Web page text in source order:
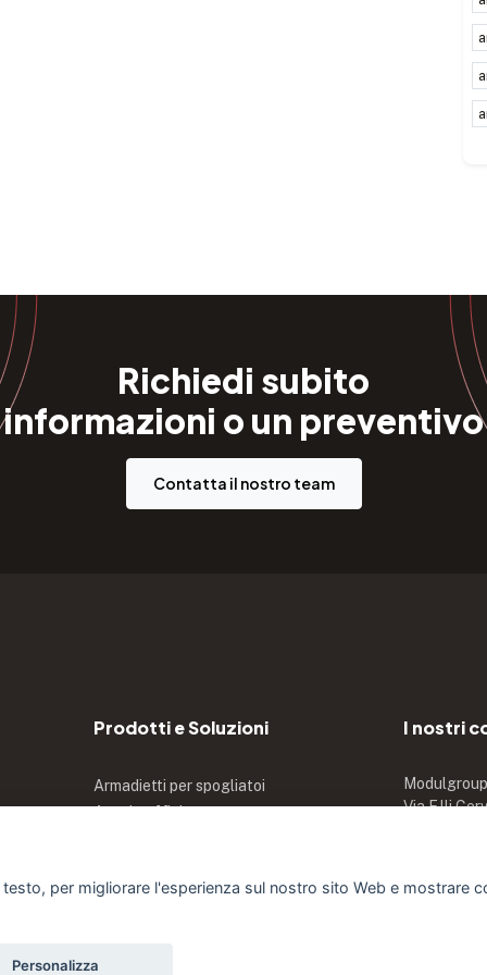
Richiedi subito
informazioni o un preventivo
Contatta il nostro team
Prodotti e Soluzioni
Armadietti per spogliatoi
Arredo ufficio
I nostri
Via F.lli
per migliorare l'esperienza sul nostro sito Web e mostrare
Personalizza